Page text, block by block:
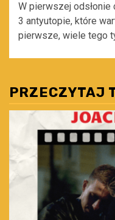
W pierwszej odsłonie
3 antyutopie, które
pierwsze, wiele tego
PRZECZYTAJ